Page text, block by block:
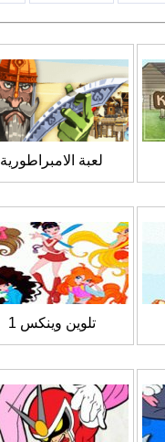
لعبة الامبراطورية
تلوين وينكس 1